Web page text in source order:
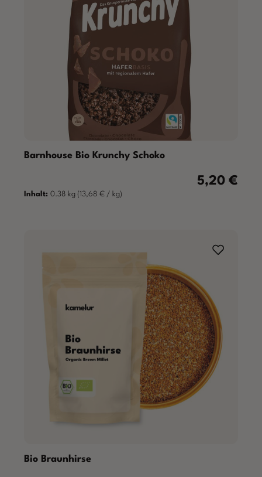
Barnhouse Bio Krunchy Schoko
Regulärer
5,20 €
Inhalt: 0.38 kg (13,68 € / kg)
Bio Braunhirse